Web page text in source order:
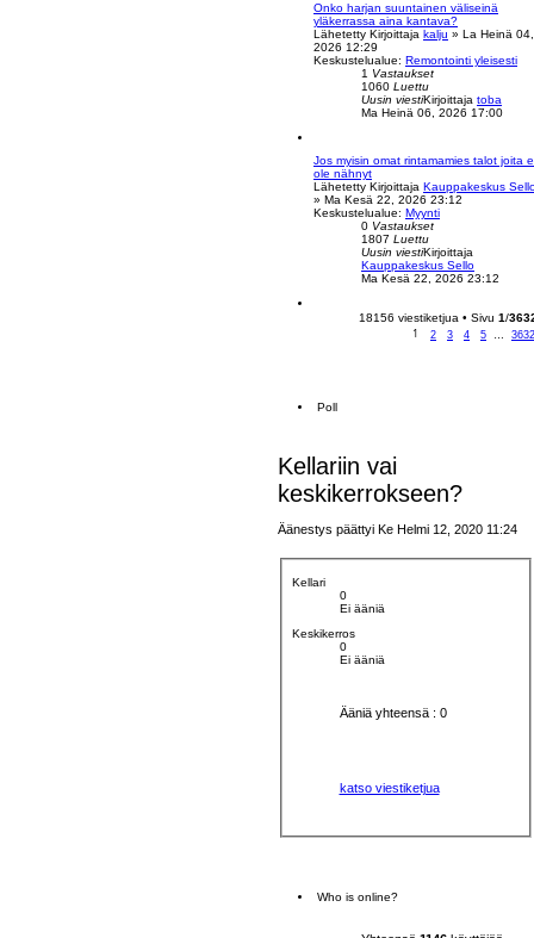
s
Onko harjan suuntainen väliseinä
yläkerrassa aina kantava?
Lähetetty Kirjoittaja kalju » La Heinä 04,
2026 12:29
Keskustelualue: Remontointi yleisesti
1 Vastaukset
1060 Luettu
Uusin viestiKirjoittaja toba
ä
u
s
Ma Heinä 06, 2026 17:00
Jos myisin omat rintamamies talot joita
ole nähnyt
Lähetetty Kirjoittaja Kauppakeskus
» Ma Kesä 22, 2026 23:12
Keskustelualue: Myynti
0 Vastaukset
1807 Luettu
Uusin viestiKirjoittaja
Kauppakeskus SelloN
ä
ä
Ma Kesä 22, 2026 23:12
18156 viestiketjua • Sivu 1/
1 2 3 4 5 3632
Poll
Kellariin vai
keskikerrokseen?
Äänestys päättyi Ke Helmi 12, 2020 11:24
Kellari
0
Ei ääniä
Keskikerros
0
Ei ääniä
Ääniä yhteensä : 0
katso viestiketjua
Who is online?